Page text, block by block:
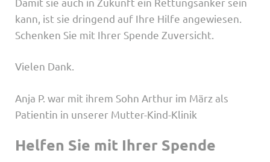
kann, ist sie dringend auf Ihre Hilfe angewiesen.
Schenken Sie mit Ihrer Spende Zuversicht.
Vielen Dank.
Anja P. war mit ihrem Sohn Arthur im März als
Patientin in unserer Mutter-Kind-Klinik
Helfen Sie mit Ihrer Spende